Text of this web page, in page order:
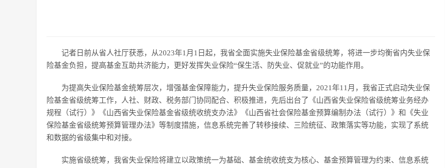
记者日前从省人社厅获悉，从2023年1月1日起，我省全面实施失业保险基金省级统筹，将进一步均衡省内失业保
险基金负担，提高基金互助共济能力，更好发挥失业保险“保生活、防失业、促就业”的功能作用。
为提高失业保险基金统筹层次，增强基金保障能力，提升失业保险服务质量，2021年11月，我省正式启动失业保
险基金省级统筹工作，人社、财政、税务部门协同配合、积极推进，先后出台了《山西省失业保险省级统筹业务经办
规程（试行）》《山西省失业保险基金省级统收统支办法》《山西省社会保险基金预算编制办法（试行）》和《失业
保险基金省级统筹预算管理办法》等制度措施，信息系统完善了转移接续、三险统征、政策落实等功能，实现了系统
和数据的省级集中和对接。
实施省级统筹，我省失业保险将建立以政策统一为基础、基金统收统支为核心、基金预算管理为约束、信息系统